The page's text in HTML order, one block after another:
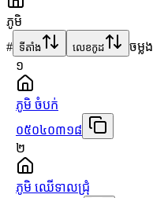
ភូមិ
# ទីតាំង លេខកូដ
ចម្លង
១
ភូមិ ចំបក់
០៥០៤០៣១៨
២
ភូមិ ឈើទាលជ្រុំ